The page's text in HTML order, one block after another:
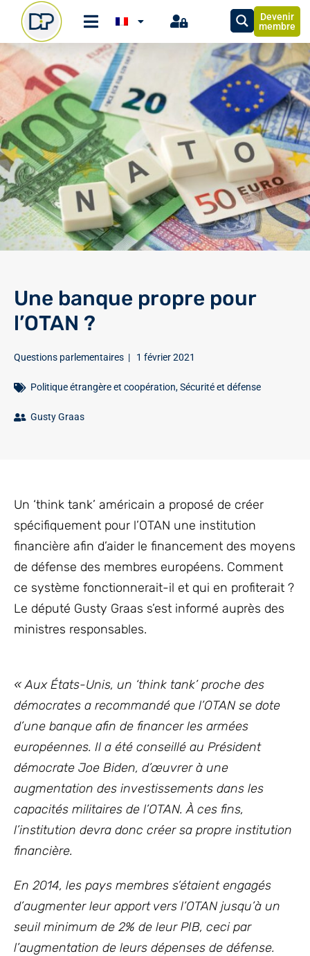
Devenir
membre
Une banque propre pour
l’OTAN ?
Questions parlementaires | 1 février 2021
Politique étrangère et coopération,Sécurité et défense
Gusty Graas
Un ‘think tank’ américain a proposé de créer
spécifiquement pour l’OTAN une institution
financière afin d’aider le financement des moyens
de défense des membres européens. Comment
ce système fonctionnerait-il et qui en profiterait ?
Le député Gusty Graas s’est informé auprès des
ministres responsables.
« Aux États-Unis, un ‘think tank’ proche des
démocrates a recommandé que l’OTAN se dote
d’une banque afin de financer les armées
européennes. Il a été conseillé au Président
démocrate Joe Biden, d’œuvrer à une
augmentation des investissements dans les
capacités militaires de l’OTAN. À ces fins,
l’institution devra donc créer sa propre institution
financière.
En 2014, les pays membres s’étaient engagés
d’augmenter leur apport vers l’OTAN jusqu’à un
seuil minimum de 2% de leur PIB, ceci par
l’augmentation de leurs dépenses de défense.